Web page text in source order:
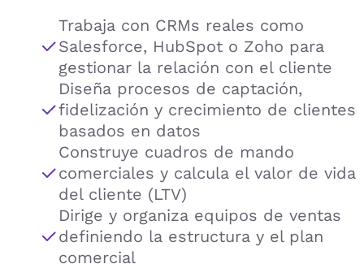
Trabaja con CRMs reales como
Salesforce, HubSpot o Zoho para
gestionar la relación con el cliente
Diseña procesos de captación,
fidelización y crecimiento de clientes
basados en datos
Construye cuadros de mando
comerciales y calcula el valor de vida
del cliente (LTV)
Dirige y organiza equipos de ventas
definiendo la estructura y el plan
comercial